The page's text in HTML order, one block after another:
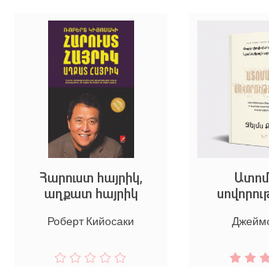
Հարուստ հայրիկ,
աղքատ հայրիկ
Роберт Кийосаки